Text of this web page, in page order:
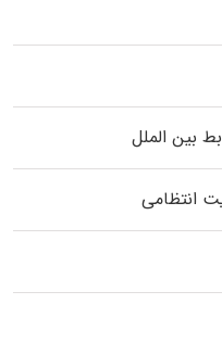
بین الملل
انتظامی